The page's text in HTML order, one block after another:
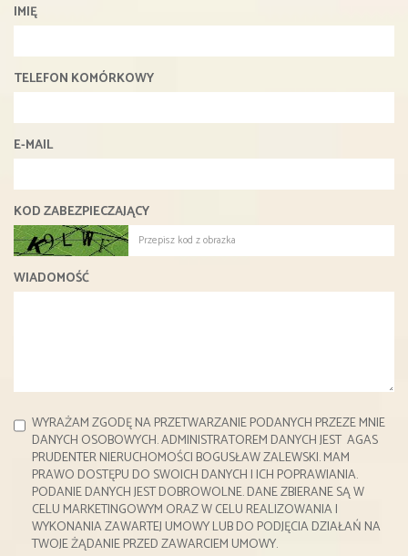
IMIĘ
TELEFON KOMÓRKOWY
E-MAIL
KOD ZABEZPIECZAJĄCY
WIADOMOŚĆ
WYRAŻAM ZGODĘ NA PRZETWARZANIE PODANYCH PRZEZE MNIE
DANYCH OSOBOWYCH. ADMINISTRATOREM DANYCH JEST AGAS
PRUDENTER NIERUCHOMOŚCI BOGUSŁAW ZALEWSKI. MAM
PRAWO DOSTĘPU DO SWOICH DANYCH I ICH POPRAWIANIA.
PODANIE DANYCH JEST DOBROWOLNE. DANE ZBIERANE SĄ W
CELU MARKETINGOWYM ORAZ W CELU REALIZOWANIA I
WYKONANIA ZAWARTEJ UMOWY LUB DO PODJĘCIA DZIAŁAŃ NA
TWOJE ŻĄDANIE PRZED ZAWARCIEM UMOWY.